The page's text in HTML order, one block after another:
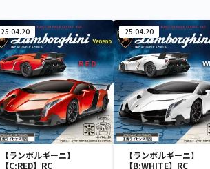
25.04.20
【ランボルギーニ】
【C:RED】RC
25.04.20
【ランボルギーニ】
【B:WHITE】RC